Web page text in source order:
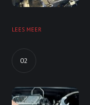
LEES MEER
02